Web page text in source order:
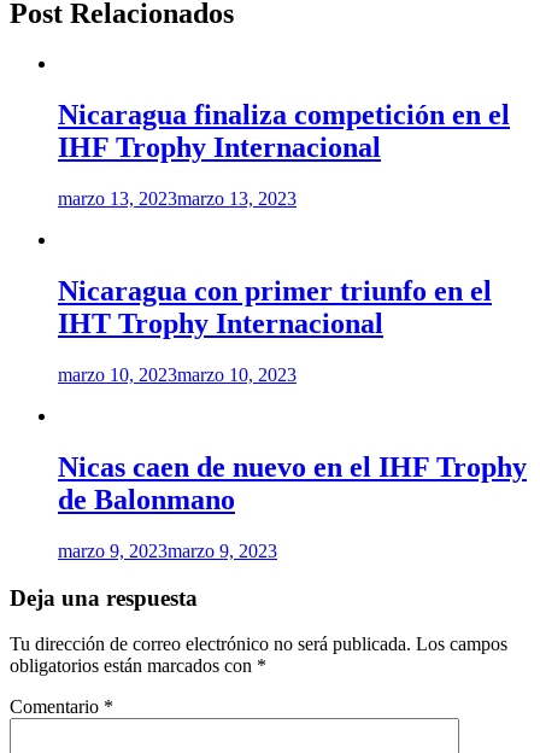
Post Relacionados
Nicaragua finaliza competición en el
IHF Trophy Internacional
marzo 13, 2023marzo 13, 2023
Nicaragua con primer triunfo en el
IHT Trophy Internacional
marzo 10, 2023marzo 10, 2023
Nicas caen de nuevo en el IHF Trophy
de Balonmano
marzo 9, 2023marzo 9, 2023
Deja una respuesta
Tu dirección de correo electrónico no será publicada. Los campos
obligatorios están marcados con *
Comentario *